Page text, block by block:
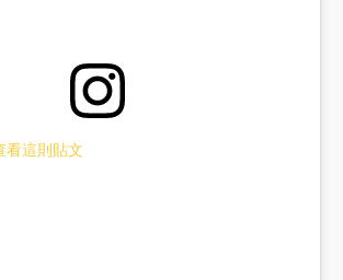
這則貼文